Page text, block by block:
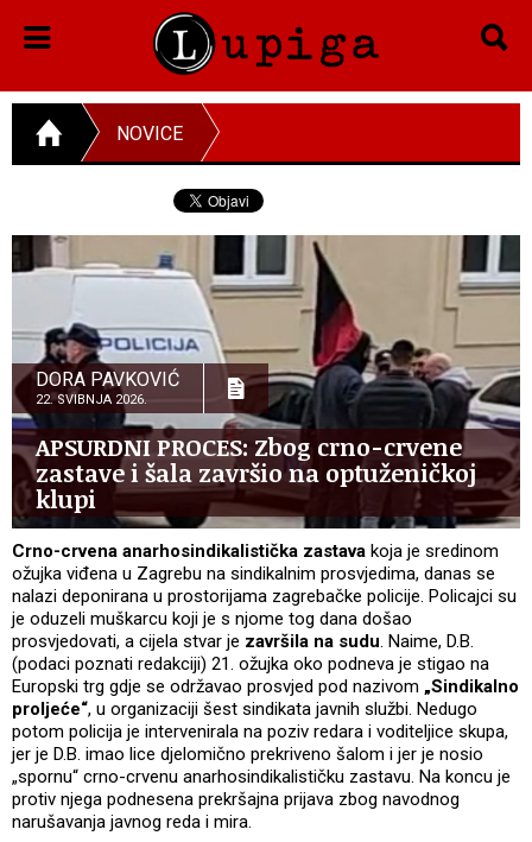
NOVICE
DORA PAVKOVIĆ
22. SVIBNJA 2026.
APSURDNI PROCES: Zbog crno-crvene
zastave i šala završio na optuženičkoj
klupi
Crno-crvena anarhosindikalistička zastava koja je sredinom
ožujka viđena u Zagrebu na sindikalnim prosvjedima, danas se
nalazi deponirana u prostorijama zagrebačke policije. Policajci su
je oduzeli muškarcu koji je s njome tog dana došao
prosvjedovati, a cijela stvar je završila na sudu. Naime, D.B.
(podaci poznati redakciji) 21. ožujka oko podneva je stigao na
Europski trg gdje se održavao prosvjed pod nazivom „Sindikalno
proljeće“, u organizaciji šest sindikata javnih službi. Nedugo
potom policija je intervenirala na poziv redara i voditeljice skupa,
jer je D.B. imao lice djelomično prekriveno šalom i jer je nosio
„spornu“ crno-crvenu anarhosindikalističku zastavu. Na koncu je
protiv njega podnesena prekršajna prijava zbog navodnog
narušavanja javnog reda i mira.